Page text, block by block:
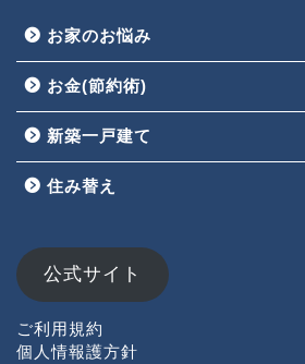
お家のお悩み
お金(節約術)
新築一戸建て
住み替え
公式サイト
ご利用規約
個人情報護方針